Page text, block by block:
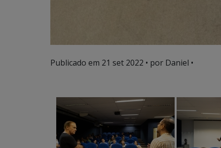
Publicado em 21 set 2022 • por Daniel •